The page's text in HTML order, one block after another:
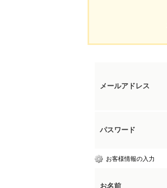
メールアドレス
パスワード
お客様情報の入力
お名前